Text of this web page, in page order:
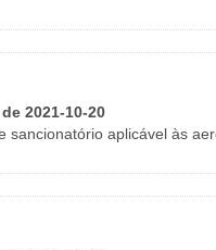
2021-10-20
sancionatório aplicável às